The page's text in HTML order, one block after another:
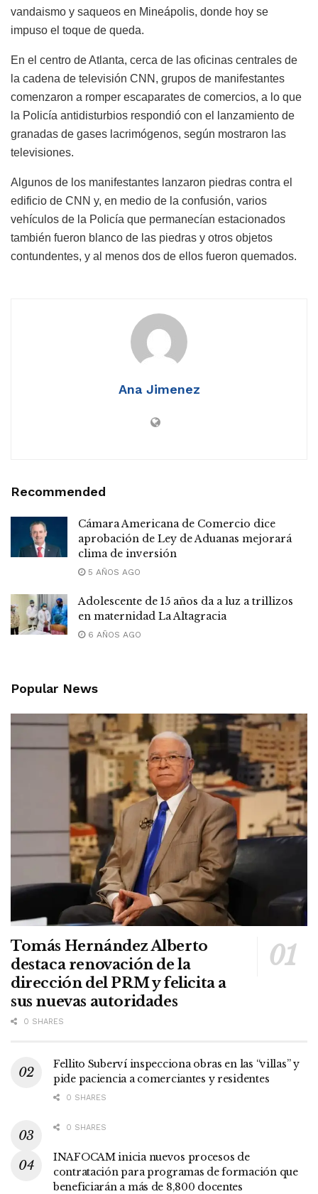
vandaismo y saqueos en Mineápolis, donde hoy se
impuso el toque de queda.
En el centro de Atlanta, cerca de las oficinas centrales de
la cadena de televisión CNN, grupos de manifestantes
comenzaron a romper escaparates de comercios, a lo que
la Policía antidisturbios respondió con el lanzamiento de
granadas de gases lacrimógenos, según mostraron las
televisiones.
Algunos de los manifestantes lanzaron piedras contra el
edificio de CNN y, en medio de la confusión, varios
vehículos de la Policía que permanecían estacionados
también fueron blanco de las piedras y otros objetos
contundentes, y al menos dos de ellos fueron quemados.
Ana Jimenez
Recommended
Cámara Americana de Comercio dice
aprobación de Ley de Aduanas mejorará
clima de inversión
5 AÑOS AGO
Adolescente de 15 años da a luz a trillizos
en maternidad La Altagracia
6 AÑOS AGO
Popular News
Tomás Hernández Alberto
destaca renovación de la
dirección del PRM y felicita a
sus nuevas autoridades
0 SHARES
Fellito Suberví inspecciona obras en las “villas” y
pide paciencia a comerciantes y residentes
0 SHARES
0 SHARES
INAFOCAM inicia nuevos procesos de
contratación para programas de formación que
beneficiarán a más de 8,800 docentes